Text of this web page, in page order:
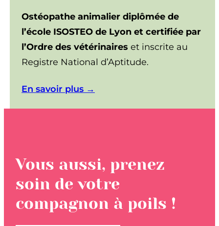
Ostéopathe animalier diplômée de
l’école ISOSTEO de Lyon et certifiée par
l’Ordre des vétérinaires et inscrite au
Registre National d’Aptitude.
En savoir plus →
Vous aussi, prenez
soin de votre
compagnon à poils !